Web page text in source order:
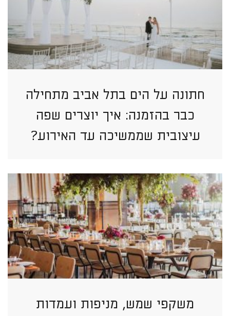
חתונה על הים בתל אביב מתחילה
כבר בהזמנה: איך יוצרים שפה
עיצובית שממשיכה עד האירוע?
משקפי שמש, מניפות ועמדות